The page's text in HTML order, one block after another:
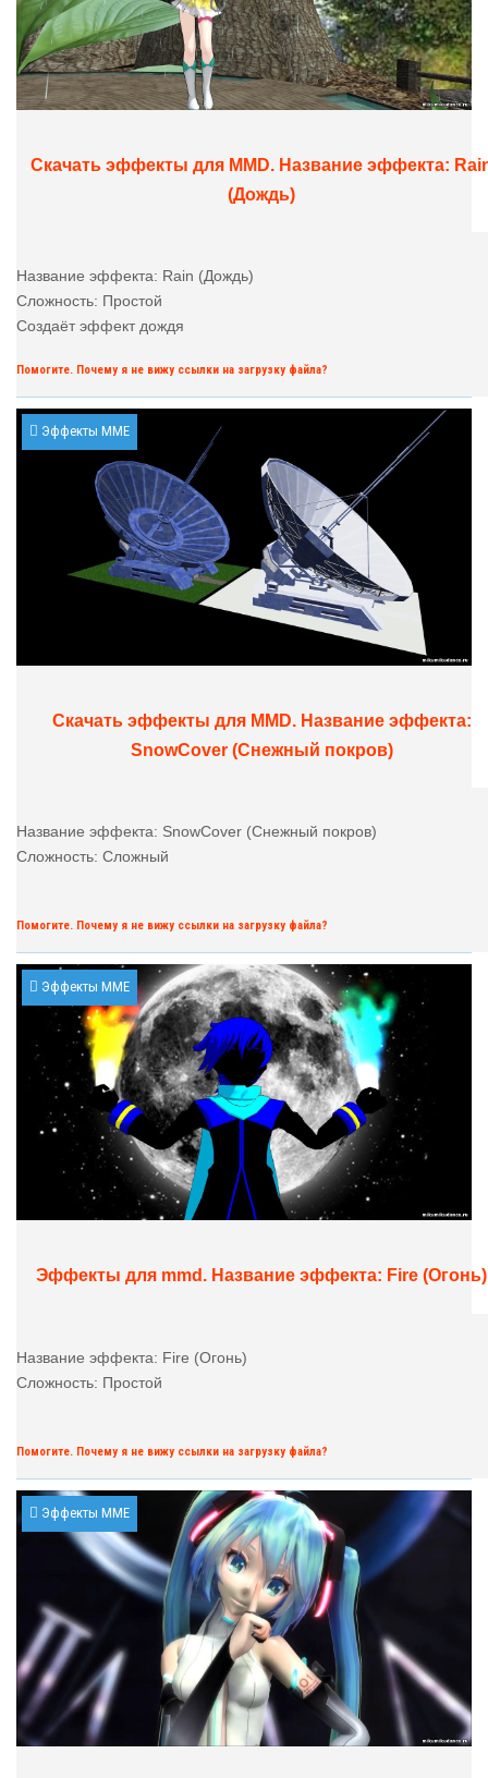
Скачать эффекты для MMD. Название эффекта:
(Дождь)
Название эффекта: Rain (Дождь)
Сложность: Простой
Создаёт эффект дождя
Помогите. Почему я не вижу ссылки на загрузку файла?
Эффекты MME
Скачать эффекты для MMD. Название эффекта:
SnowCover (Снежный покров)
Название эффекта: SnowCover (Снежный покров)
Сложность: Сложный
Помогите. Почему я не вижу ссылки на загрузку файла?
Эффекты MME
Эффекты для mmd. Название эффекта: Fire (Огонь)
Название эффекта: Fire (Огонь)
Сложность: Простой
Помогите. Почему я не вижу ссылки на загрузку файла?
Эффекты MME